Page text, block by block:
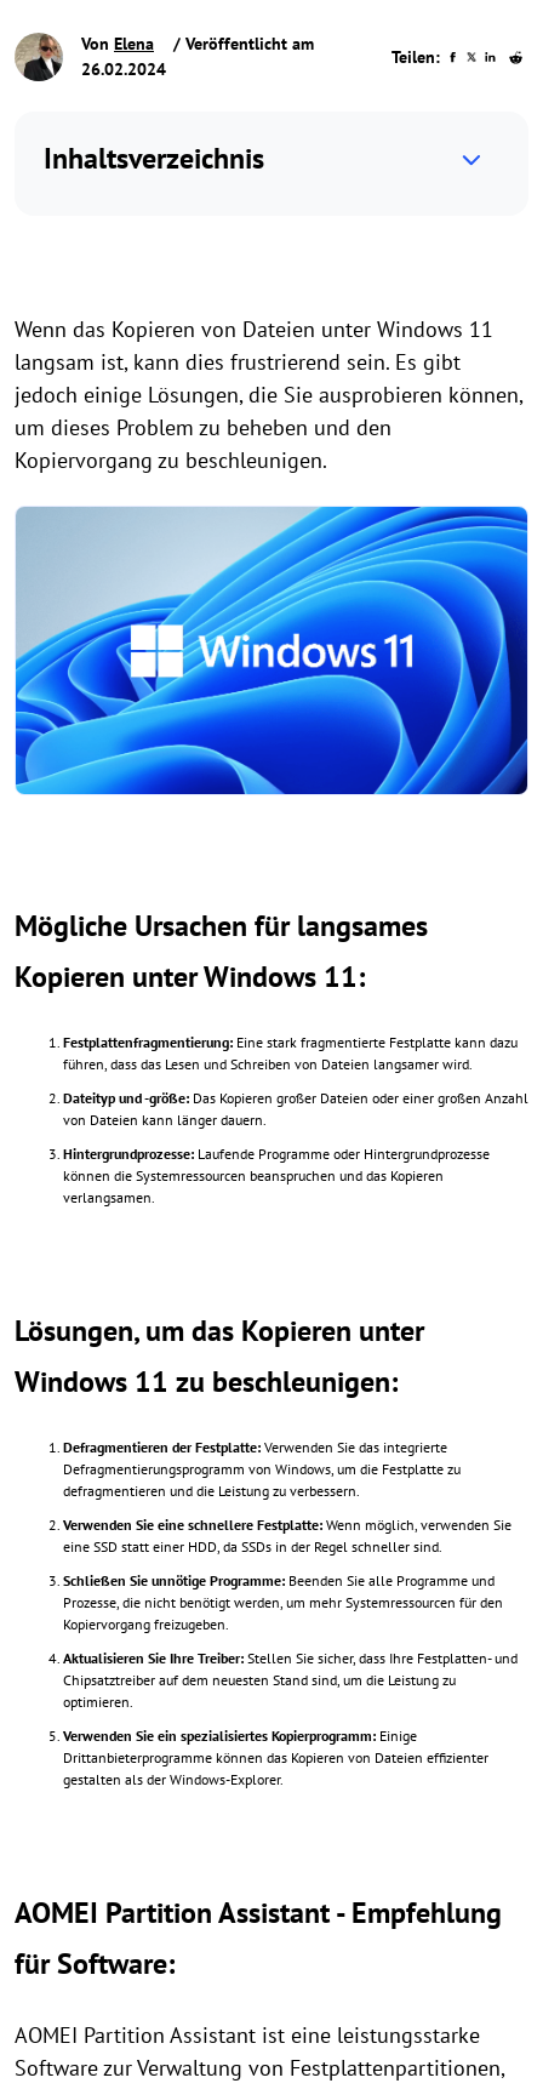
Von Elena
/ Veröffentlicht am
26.02.2024
Teilen:
Inhaltsverzeichnis
Wenn das Kopieren von Dateien unter Windows 11
langsam ist, kann dies frustrierend sein. Es gibt
jedoch einige Lösungen, die Sie ausprobieren können,
um dieses Problem zu beheben und den
Kopiervorgang zu beschleunigen.
Mögliche Ursachen für langsames
Kopieren unter Windows 11:
Festplattenfragmentierung: Eine stark fragmentierte Festplatte kann dazu
führen, dass das Lesen und Schreiben von Dateien langsamer wird.
Dateityp und -größe: Das Kopieren großer Dateien oder einer großen Anzahl
von Dateien kann länger dauern.
Hintergrundprozesse: Laufende Programme oder Hintergrundprozesse
können die Systemressourcen beanspruchen und das Kopieren
verlangsamen.
Lösungen, um das Kopieren unter
Windows 11 zu beschleunigen:
Defragmentieren der Festplatte: Verwenden Sie das integrierte
Defragmentierungsprogramm von Windows, um die Festplatte zu
defragmentieren und die Leistung zu verbessern.
Verwenden Sie eine schnellere Festplatte: Wenn möglich, verwenden Sie
eine SSD statt einer HDD, da SSDs in der Regel schneller sind.
Schließen Sie unnötige Programme: Beenden Sie alle Programme und
Prozesse, die nicht benötigt werden, um mehr Systemressourcen für den
Kopiervorgang freizugeben.
Aktualisieren Sie Ihre Treiber: Stellen Sie sicher, dass Ihre Festplatten- und
Chipsatztreiber auf dem neuesten Stand sind, um die Leistung zu
optimieren.
Verwenden Sie ein spezialisiertes Kopierprogramm: Einige
Drittanbieterprogramme können das Kopieren von Dateien effizienter
gestalten als der Windows-Explorer.
AOMEI Partition Assistant - Empfehlung
für Software:
AOMEI Partition Assistant ist eine leistungsstarke
Software zur Verwaltung von Festplattenpartitionen,